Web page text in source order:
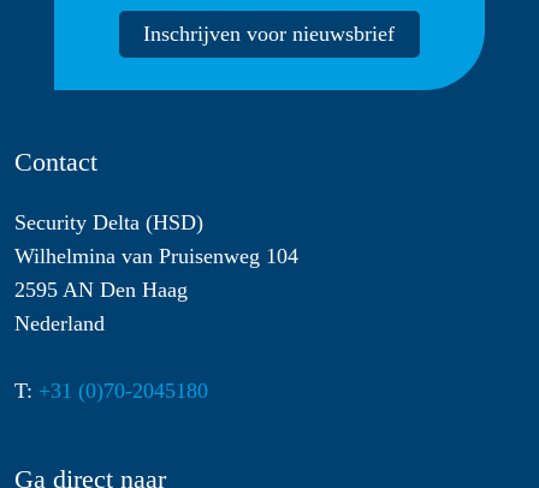
Inschrijven voor nieuwsbrief
Contact
Security Delta (HSD)
Wilhelmina van Pruisenweg 104
2595 AN Den Haag
Nederland
T: +31 (0)70-2045180
Ga direct naar